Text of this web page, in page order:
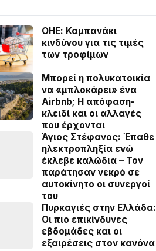
ΟΗΕ: Καμπανάκι
κινδύνου για τις τιμές
των τροφίμων
Μπορεί η πολυκατοικία
να «μπλοκάρει» ένα
Airbnb; Η απόφαση-
κλειδί και οι αλλαγές
που έρχονται
Άγιος Στέφανος: Έπαθε
ηλεκτροπληξία ενώ
έκλεβε καλώδια – Τον
παράτησαν νεκρό σε
αυτοκίνητο οι συνεργοί
του
Πυρκαγιές στην Ελλάδα:
Οι πιο επικίνδυνες
εβδομάδες και οι
εξαιρέσεις στον κανόνα